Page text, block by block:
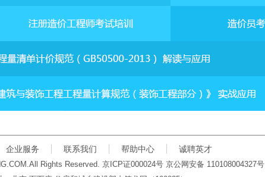
企业服务 联系我们 帮助中心 诚聘英才
Rights Reserved. 京ICP证000024号 京公网安备 110108004327号